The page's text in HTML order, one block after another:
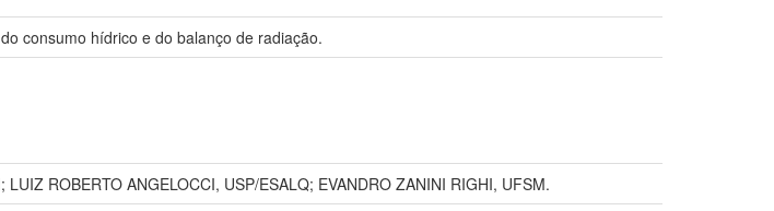
consumo hídrico e do balanço de radiação.
ROBERTO ANGELOCCI, USP/ESALQ; EVANDRO ZANINI RIGHI, UFSM.